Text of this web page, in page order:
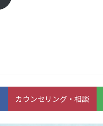
カウンセリング・相談